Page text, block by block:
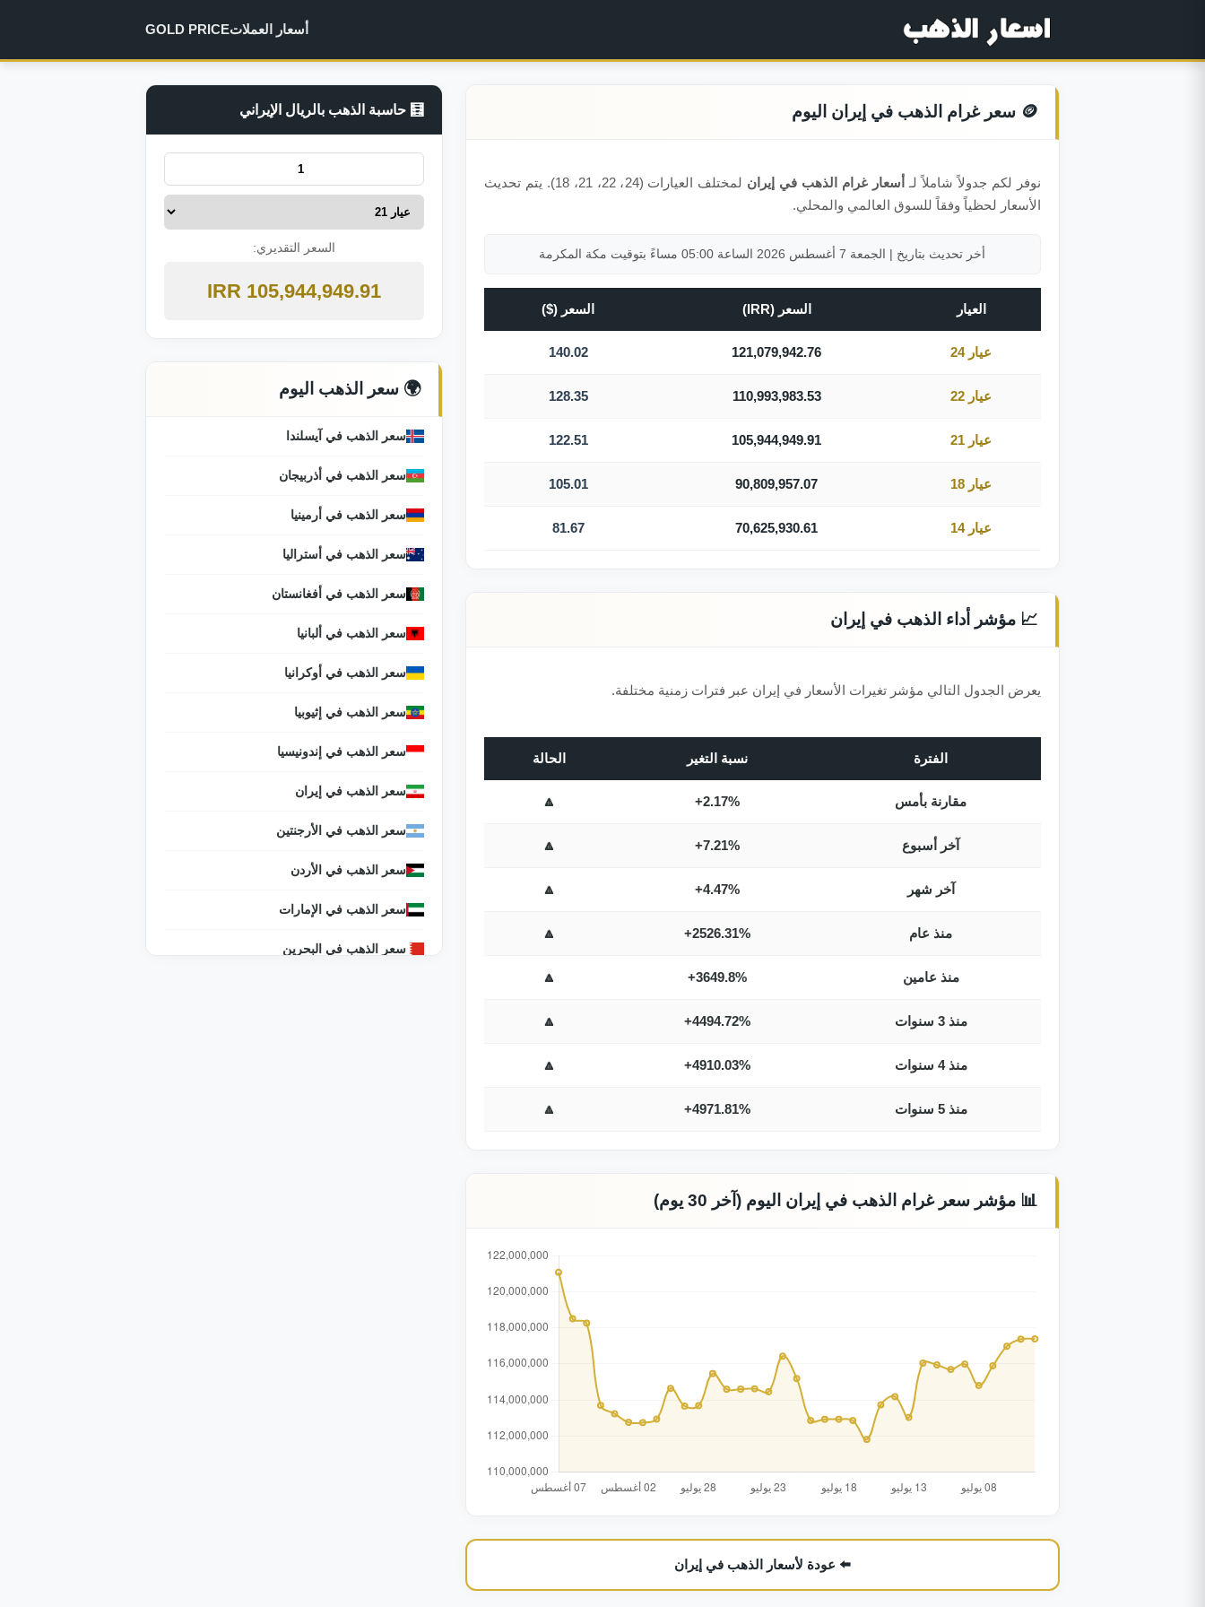
أسعار العملاتGOLD PRICE
🪙 سعر غرام الذهب في إيران اليوم
نوفر لكم جدولاً شاملاً لـ أسعار غرام الذهب في إيران
لمختلف العيارات (24، 22، 21، 18). يتم تحديث
الأسعار لحظياً وفقاً للسوق العالمي والمحلي.
أخر تحديث بتاريخ | الجمعة 7 أغسطس 2026 الساعة 05:00 مساءً بتوقيت مكة المكرمة
العيار السعر (IRR) السعر ($)
عيار 24 121,079,942.76
140.02
عيار 22 110,993,983.53
128.35
عيار 21 105,944,949.91
122.51
عيار 18 90,809,957.07
105.01
عيار 14 70,625,930.61
81.67
📈 مؤشر أداء الذهب في إيران
يعرض الجدول التالي مؤشر تغيرات الأسعار في إيران عبر فترات زمنية مختلفة.
الفترة نسبة التغير الحالة
مقارنة بأمس +2.17%
🔼
آخر أسبوع +7.21%
🔼
آخر شهر +4.47%
🔼
منذ عام +2526.31%
🔼
منذ عامين +3649.8%
🔼
منذ 3 سنوات +4494.72%
🔼
منذ 4 سنوات +4910.03%
🔼
منذ 5 سنوات +4971.81%
🔼
📊 مؤشر سعر غرام الذهب في إيران اليوم (آخر 30 يوم)
⬅️ عودة لأسعار الذهب في إيران
🧮 حاسبة الذهب بالريال الإيراني
السعر التقديري:
105,944,949.91 IRR
🌍 سعر الذهب اليوم
سعر الذهب في آيسلندا
سعر الذهب في أذربيجان
سعر الذهب في أرمينيا
سعر الذهب في أستراليا
سعر الذهب في أفغانستان
سعر الذهب في ألبانيا
سعر الذهب في أوكرانيا
سعر الذهب في إثيوبيا
سعر الذهب في إندونيسيا
سعر الذهب في إيران
سعر الذهب في الأرجنتين
سعر الذهب في الأردن
سعر الذهب في الإمارات
سعر الذهب في البحرين